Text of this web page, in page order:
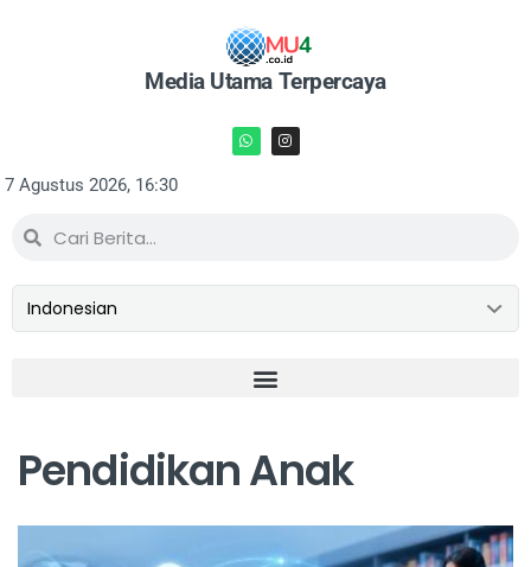
Media Utama Terpercaya
7 Agustus 2026, 16:30
Pendidikan Anak